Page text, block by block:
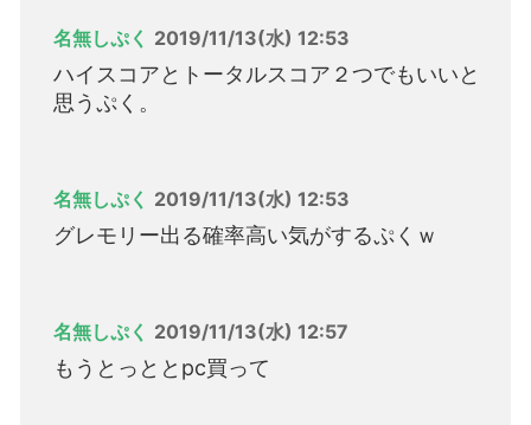
名無しぷく 2019/11/13(水) 12:53
ハイスコアとトータルスコア２つでもいいと
思うぷく。
名無しぷく 2019/11/13(水) 12:53
グレモリー出る確率高い気がするぷくｗ
名無しぷく 2019/11/13(水) 12:57
もうとっととpc買って